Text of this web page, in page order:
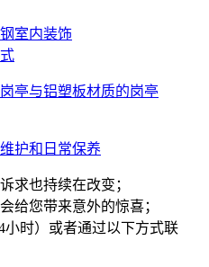
室内装饰
亭与铝塑板材质的岗亭
护和日常保养
求也持续在改变；
给您带来意外的惊喜；
小时）或者通过以下方式联